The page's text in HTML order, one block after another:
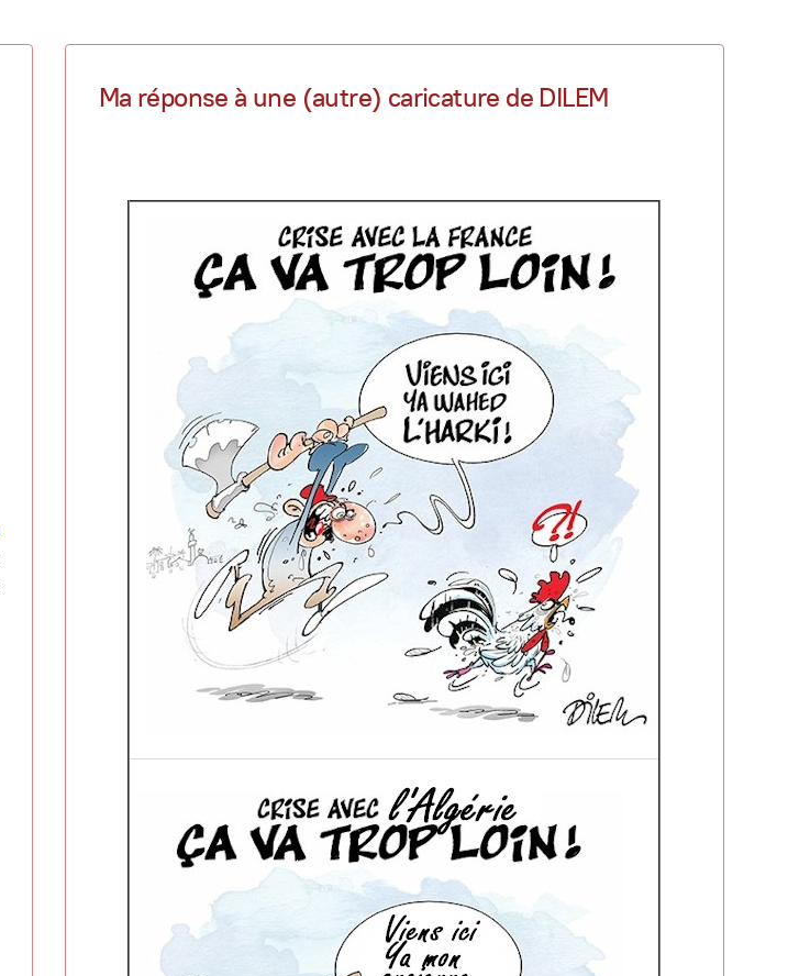
Ma réponse à une (autre) caricature de DILEM